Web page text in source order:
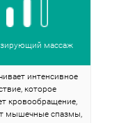
массаж
интенсивное
которое
кровообращение,
мышечные спазмы,